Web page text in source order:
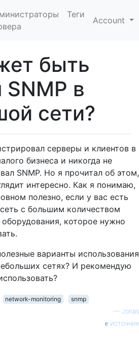
Теги
Account
быть
SNMP в
сети?
серверы и клиентов в
бизнеса и никогда не
SNMP. Но я прочитал об этом,
интересно. Как я понимаю,
полезно, если у вас есть
с большим количеством
оборудования, которое нужно
варианты использования
сетях? И рекомендую
network-monitoring
snmp
— Jonas
источник